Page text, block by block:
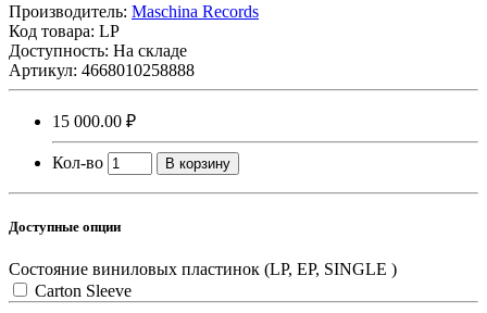
Производитель: Maschina Records
Код товара: LP
Доступность: На складе
Артикул: 4668010258888
15 000.00 ₽
Кол-во В корзину
Доступные опции
Состояние виниловых пластинок (LP, EP, SINGLE )
Carton Sleeve